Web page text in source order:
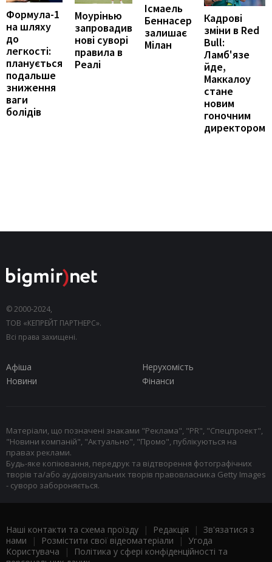
Формула-1
на шляху
до
легкості:
планується
подальше
зниження
ваги
болідів
Моурінью
запровадив
нові суворі
правила в
Реалі
Ісмаель
Беннасер
залишає
Мілан
Кадрові
зміни в Red
Bull:
Ламб'язе
йде,
Маккалоу
стане
новим
гоночним
директором
© 2000-2024,
ТОВ «КЕПРЕЙТ ПАРТНЕРС».
Всі права захищені.
Афіша
Нерухомість
Новини
Фінанси
Матеріали, що позначені знаками "Реклама", "PR", "Спецпроект",
"Новини компаній", "Актуально", "Промо", публікуються на
правах реклами.
Будь-яке копіювання, передрук та відтворення фотографічних
творів та/або аудіовізуальних творів правовласника Getty Images
- суворо забороняється.
Наші контакти та схема проїзду | Редакція | Зв'язатися з
нами | Розмістити свої відеоматеріали | Угода
Користувача |
Політика у сфері конфіденційності та